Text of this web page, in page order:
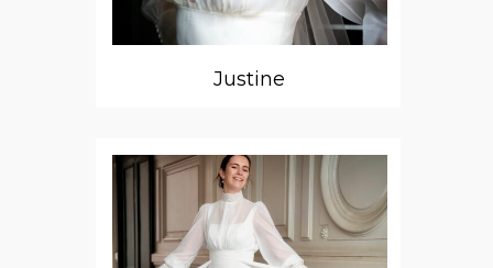
Justine